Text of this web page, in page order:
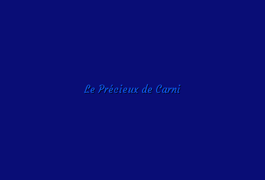
Le Précieux de Carni